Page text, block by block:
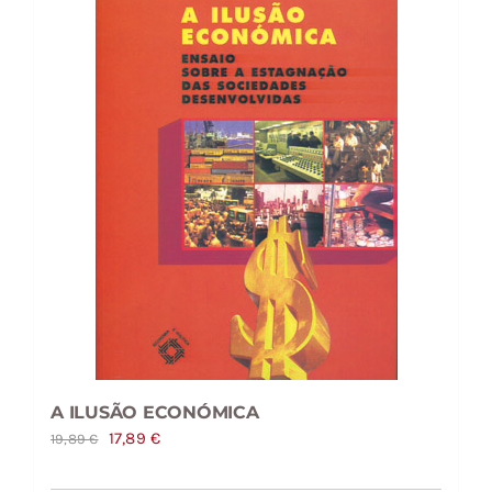
A ILUSÃO ECONÓMICA
19,89€
O
17,89€O